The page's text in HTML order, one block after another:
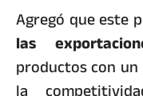
Agregó que este
las
productos con